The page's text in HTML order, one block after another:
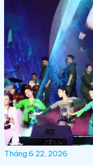
Tháng 6 22, 2026